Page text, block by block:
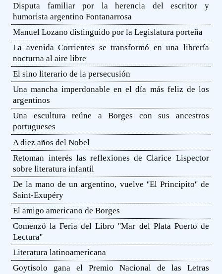
Disputa familiar por la herencia del escritor y
humorista argentino Fontanarrosa
Manuel Lozano distinguido por la Legislatura porteña
La avenida Corrientes se transformó en una librería
nocturna al aire libre
El sino literario de la persecusión
Una mancha imperdonable en el día más feliz de los
argentinos
Una escultura reúne a Borges con sus ancestros
portugueses
A diez años del Nobel
Retoman interés las reflexiones de Clarice Lispector
sobre literatura infantil
De la mano de un argentino, vuelve ''El Principito'' de
Saint-Exupéry
El amigo americano de Borges
Comenzó la Feria del Libro ''Mar del Plata Puerto de
Lectura''
Literatura latinoamericana
Goytisolo gana el Premio Nacional de las Letras